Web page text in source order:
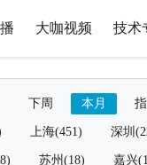
大咖视频 技术
下周 本月
上海(451) 深圳
苏州(18) 嘉兴